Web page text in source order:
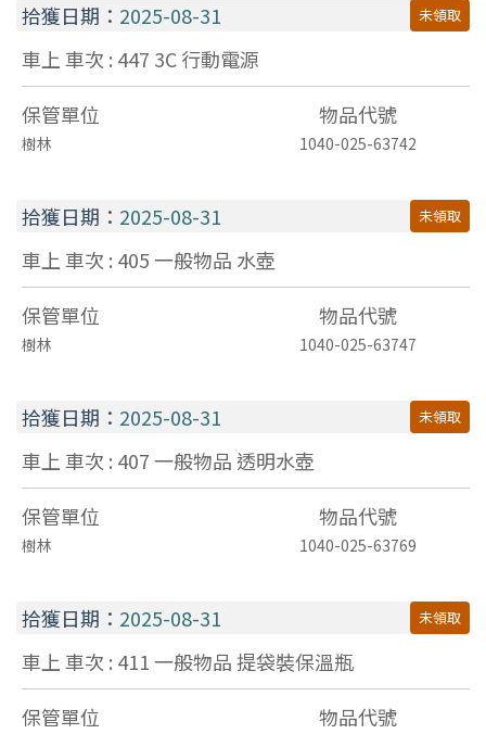
拾獲日期： 2025-08-31 未領取
車上 車次 : 447 3C行動電源
保管單位
物品代號
樹林 1040-025-63742
拾獲日期： 2025-08-31 未領取
車上 車次 : 405一般物品 水壺
保管單位
物品代號
樹林 1040-025-63747
拾獲日期： 2025-08-31 未領取
車上 車次 : 407一般物品 透明水壺
保管單位
物品代號
樹林 1040-025-63769
拾獲日期： 2025-08-31 未領取
車上 車次 : 411一般物品提袋裝保溫瓶
保管單位
物品代號